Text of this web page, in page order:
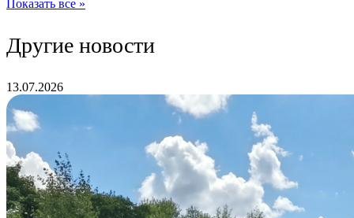
Показать все »
Другие новости
13.07.2026